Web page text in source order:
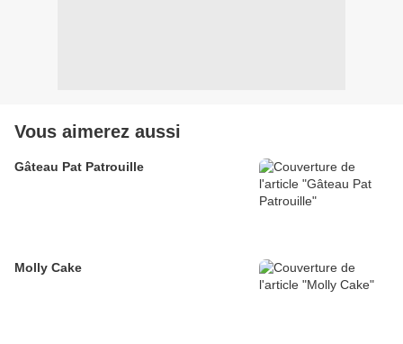
Vous aimerez aussi
Gâteau Pat Patrouille
Molly Cake